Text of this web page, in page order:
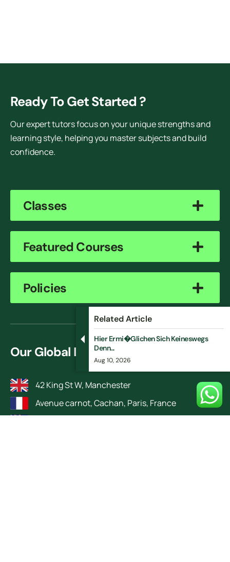
Related Article
Hier Ermi�glichen Sich Keineswegs
Denn...
Aug 10, 2026
Ready To Get Started ?
Our expert tutors focus on your unique strengths and
learning style, helping you master subjects and build
confidence.
Classes
Featured Courses
Policies
Our Global Locations
42 King St W, Manchester
Avenue carnot, Cachan, Paris, France